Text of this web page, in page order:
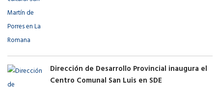
Dirección de Desarrollo Provincial inaugura el
Centro Comunal San Luis en SDE